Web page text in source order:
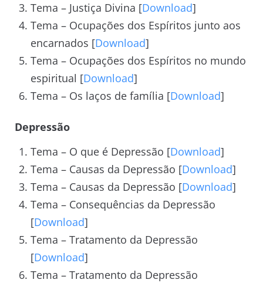
Tema – Justiça Divina [Download]
Tema – Ocupações dos Espíritos junto aos
encarnados [Download]
Tema – Ocupações dos Espíritos no mundo
espiritual [Download]
Tema – Os laços de família [Download]
Depressão
Tema – O que é Depressão [Download]
Tema – Causas da Depressão [Download]
Tema – Causas da Depressão [Download]
Tema – Consequências da Depressão
[Download]
Tema – Tratamento da Depressão
[Download]
Tema – Tratamento da Depressão